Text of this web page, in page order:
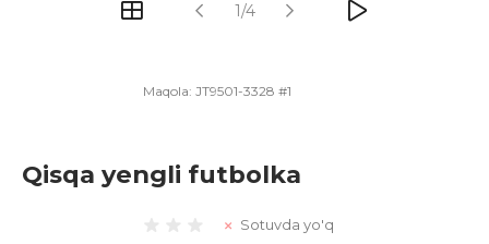
1/4
Maqola: JT9501-3328 #1
Qisqa yengli futbolka
Sotuvda yo'q